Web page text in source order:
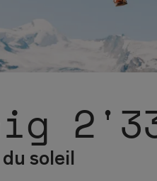
soleil